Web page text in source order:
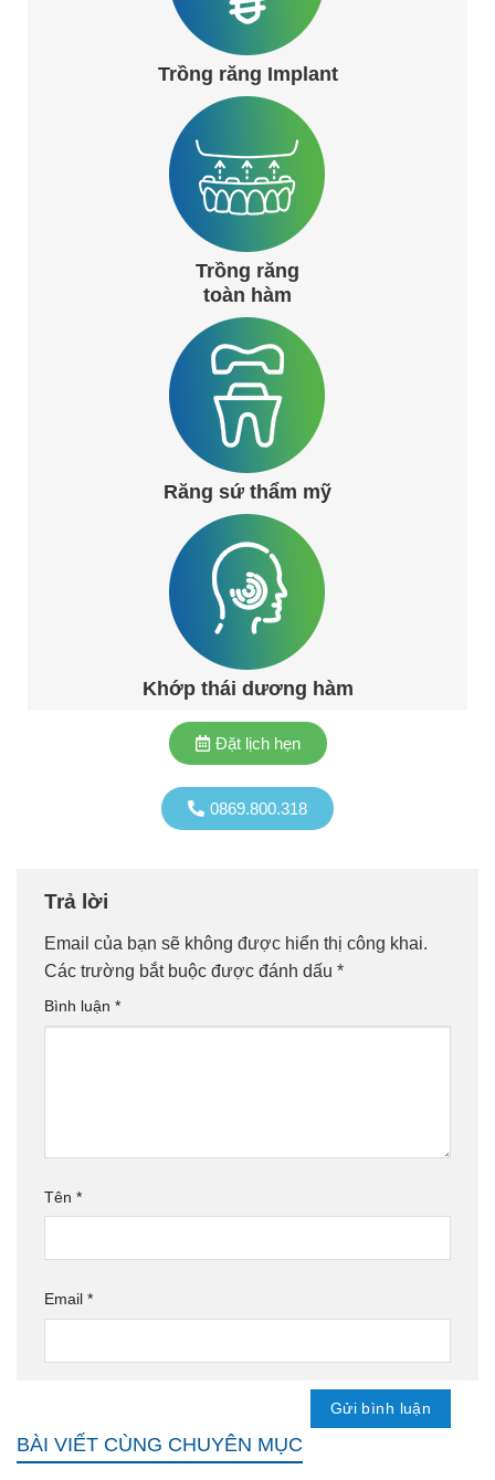
Trồng răng Implant
Trồng răng
toàn hàm
Răng sứ thẩm mỹ
Khớp thái dương hàm
0869.800.318
Đặt lịch hẹn
Trả lời
Email của bạn sẽ không được hiển thị công khai.
Các trường bắt buộc được đánh dấu *
Bình luận *
Tên *
Email *
BÀI VIẾT CÙNG CHUYÊN MỤC